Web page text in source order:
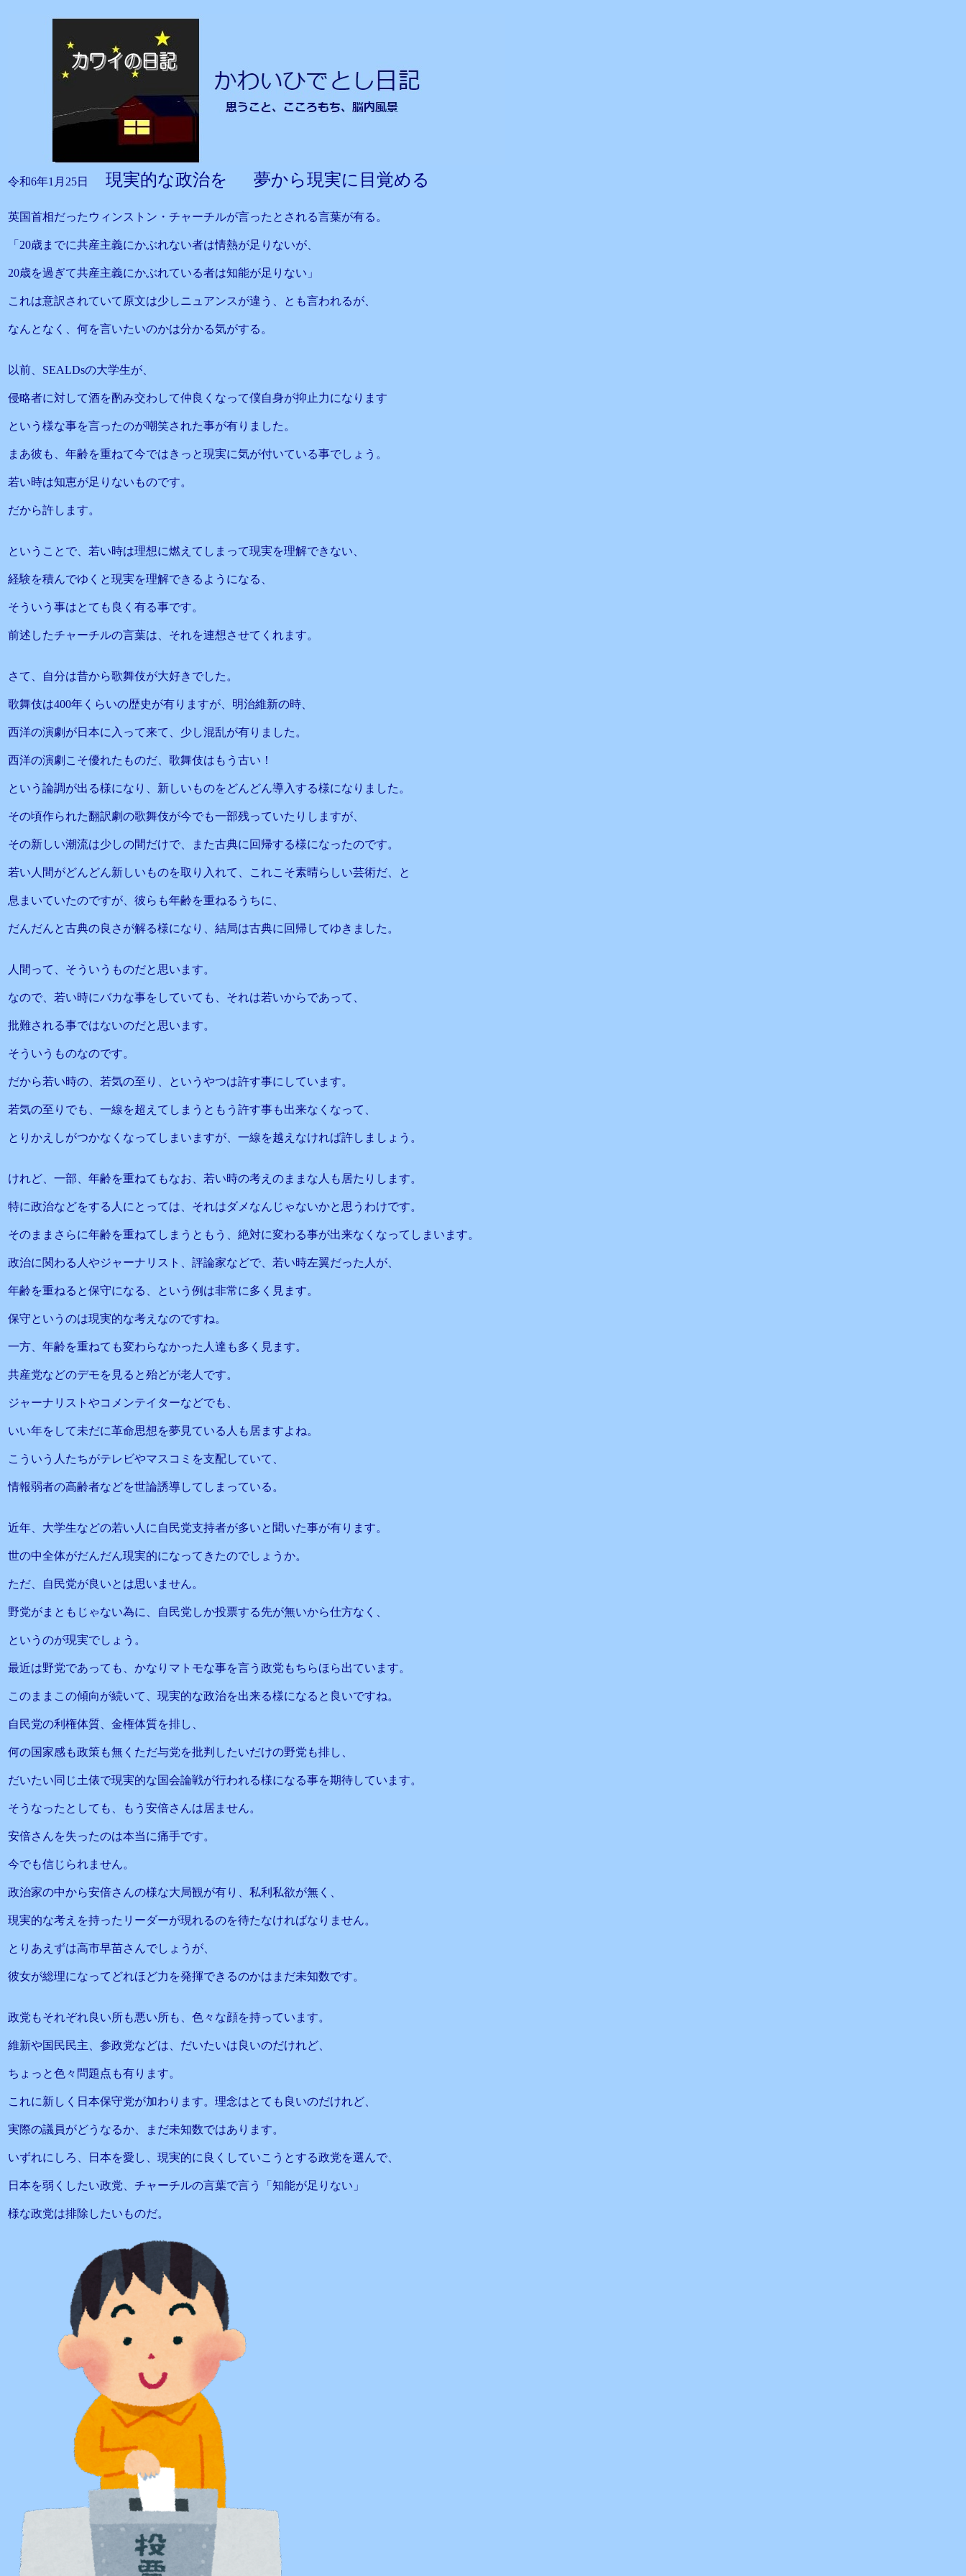
令和6年1月25日 現実的な政治を 夢から現実に目覚める
英国首相だったウィンストン・チャーチルが言ったとされる言葉が有る。
「20歳までに共産主義にかぶれない者は情熱が足りないが、
20歳を過ぎて共産主義にかぶれている者は知能が足りない」
これは意訳されていて原文は少しニュアンスが違う、とも言われるが、
なんとなく、何を言いたいのかは分かる気がする。
以前、SEALDsの大学生が、
侵略者に対して酒を酌み交わして仲良くなって僕自身が抑止力になります
という様な事を言ったのが嘲笑された事が有りました。
まあ彼も、年齢を重ねて今ではきっと現実に気が付いている事でしょう。
若い時は知恵が足りないものです。
だから許します。
ということで、若い時は理想に燃えてしまって現実を理解できない、
経験を積んでゆくと現実を理解できるようになる、
そういう事はとても良く有る事です。
前述したチャーチルの言葉は、それを連想させてくれます。
さて、自分は昔から歌舞伎が大好きでした。
歌舞伎は400年くらいの歴史が有りますが、明治維新の時、
西洋の演劇が日本に入って来て、少し混乱が有りました。
西洋の演劇こそ優れたものだ、歌舞伎はもう古い！
という論調が出る様になり、新しいものをどんどん導入する様になりました。
その頃作られた翻訳劇の歌舞伎が今でも一部残っていたりしますが、
その新しい潮流は少しの間だけで、また古典に回帰する様になったのです。
若い人間がどんどん新しいものを取り入れて、これこそ素晴らしい芸術だ、と
息まいていたのですが、彼らも年齢を重ねるうちに、
だんだんと古典の良さが解る様になり、結局は古典に回帰してゆきました。
人間って、そういうものだと思います。
なので、若い時にバカな事をしていても、それは若いからであって、
批難される事ではないのだと思います。
そういうものなのです。
だから若い時の、若気の至り、というやつは許す事にしています。
若気の至りでも、一線を超えてしまうともう許す事も出来なくなって、
とりかえしがつかなくなってしまいますが、一線を越えなければ許しましょう。
けれど、一部、年齢を重ねてもなお、若い時の考えのままな人も居たりします。
特に政治などをする人にとっては、それはダメなんじゃないかと思うわけです。
そのままさらに年齢を重ねてしまうともう、絶対に変わる事が出来なくなってしまいます。
政治に関わる人やジャーナリスト、評論家などで、若い時左翼だった人が、
年齢を重ねると保守になる、という例は非常に多く見ます。
保守というのは現実的な考えなのですね。
一方、年齢を重ねても変わらなかった人達も多く見ます。
共産党などのデモを見ると殆どが老人です。
ジャーナリストやコメンテイターなどでも、
いい年をして未だに革命思想を夢見ている人も居ますよね。
こういう人たちがテレビやマスコミを支配していて、
情報弱者の高齢者などを世論誘導してしまっている。
近年、大学生などの若い人に自民党支持者が多いと聞いた事が有ります。
世の中全体がだんだん現実的になってきたのでしょうか。
ただ、自民党が良いとは思いません。
野党がまともじゃない為に、自民党しか投票する先が無いから仕方なく、
というのが現実でしょう。
最近は野党であっても、かなりマトモな事を言う政党もちらほら出ています。
このままこの傾向が続いて、現実的な政治を出来る様になると良いですね。
自民党の利権体質、金権体質を排し、
何の国家感も政策も無くただ与党を批判したいだけの野党も排し、
だいたい同じ土俵で現実的な国会論戦が行われる様になる事を期待しています。
そうなったとしても、もう安倍さんは居ません。
安倍さんを失ったのは本当に痛手です。
今でも信じられません。
政治家の中から安倍さんの様な大局観が有り、私利私欲が無く、
現実的な考えを持ったリーダーが現れるのを待たなければなりません。
とりあえずは高市早苗さんでしょうが、
彼女が総理になってどれほど力を発揮できるのかはまだ未知数です。
政党もそれぞれ良い所も悪い所も、色々な顔を持っています。
維新や国民民主、参政党などは、だいたいは良いのだけれど、
ちょっと色々問題点も有ります。
これに新しく日本保守党が加わります。理念はとても良いのだけれど、
実際の議員がどうなるか、まだ未知数ではあります。
いずれにしろ、日本を愛し、現実的に良くしていこうとする政党を選んで、
日本を弱くしたい政党、チャーチルの言葉で言う「知能が足りない」
様な政党は排除したいものだ。